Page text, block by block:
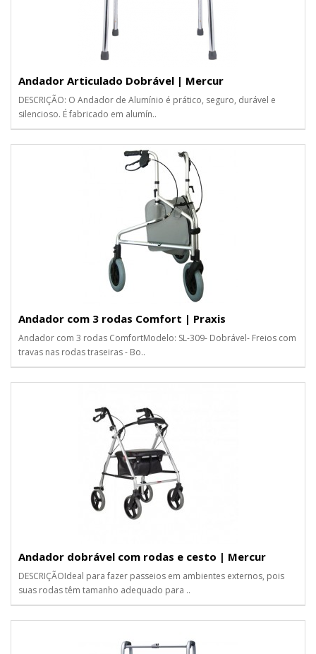
Andador Articulado Dobrável | Mercur
DESCRIÇÃO: O Andador de Alumínio é prático, seguro, durável e
silencioso. É fabricado em alumín..
Andador com 3 rodas Comfort | Praxis
Andador com 3 rodas ComfortModelo: SL-309- Dobrável- Freios com
travas nas rodas traseiras - Bo..
Andador dobrável com rodas e cesto | Mercur
DESCRIÇÃOIdeal para fazer passeios em ambientes externos, pois
suas rodas têm tamanho adequado para ..